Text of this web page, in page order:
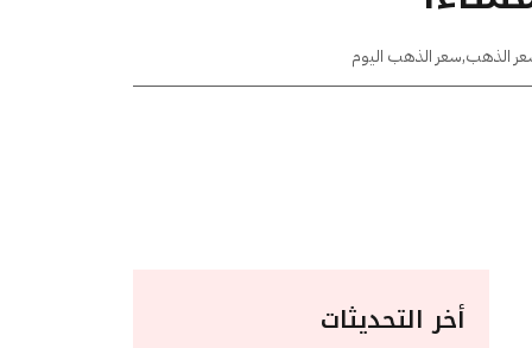
الذهب,سعر الذهب اليوم
أخر التحديثات